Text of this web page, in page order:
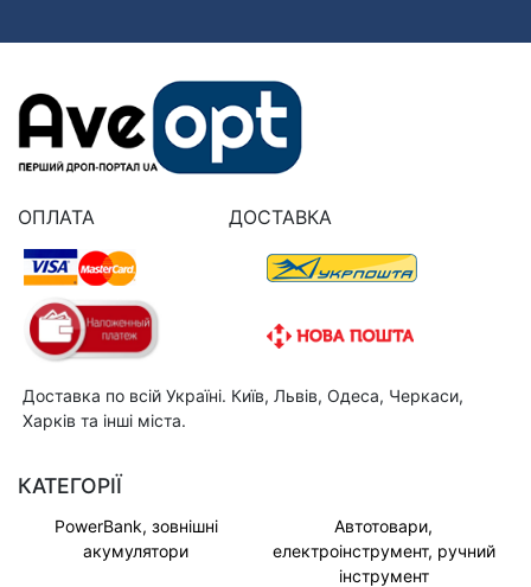
ОПЛАТА ДОСТАВКА
Доставка по всій Україні. Київ, Львів, Одеса, Черкаси,
Харків та інші міста.
КАТЕГОРІЇ
PowerBank, зовнішні
акумулятори
Автотовари,
електроінструмент, ручний
інструмент